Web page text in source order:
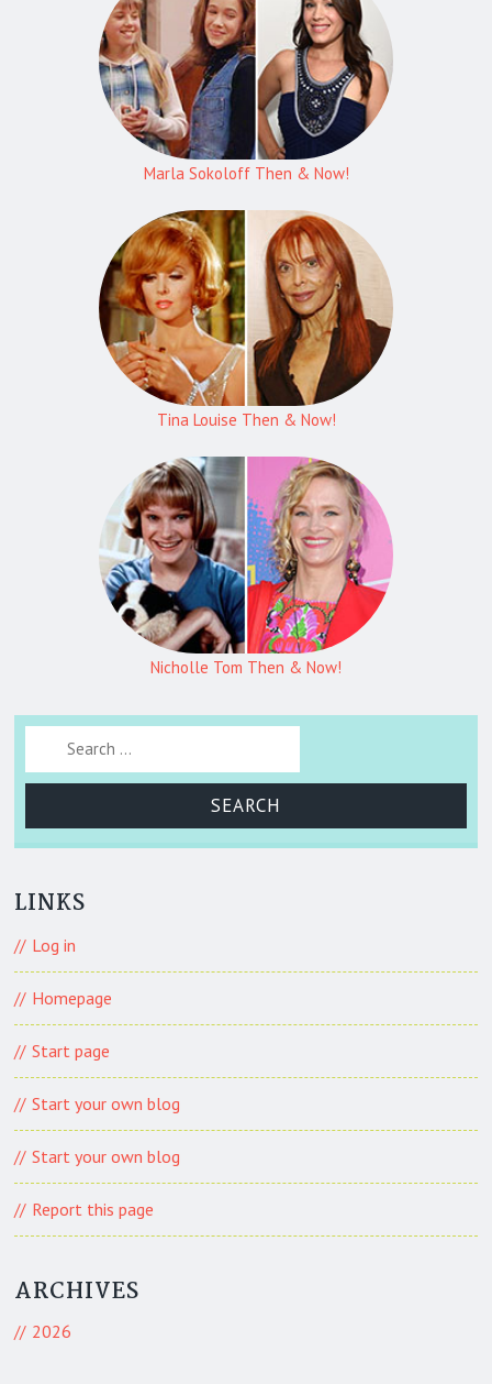
Marla Sokoloff Then & Now!
Tina Louise Then & Now!
Nicholle Tom Then & Now!
Search for:
LINKS
Log in
Homepage
Start page
Start your own blog
Start your own blog
Report this page
ARCHIVES
2026